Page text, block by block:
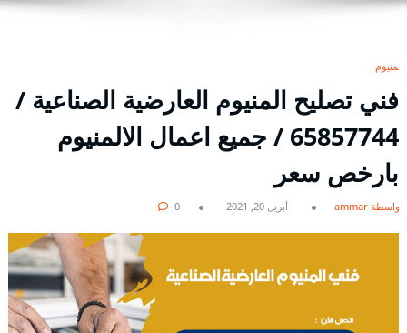
المنيوم
فني تصليح المنيوم العارضية الصناعية /
65857744 / جميع اعمال الالمنيوم
بارخص سعر
بواسطة ammar أبريل 20, 2021 0